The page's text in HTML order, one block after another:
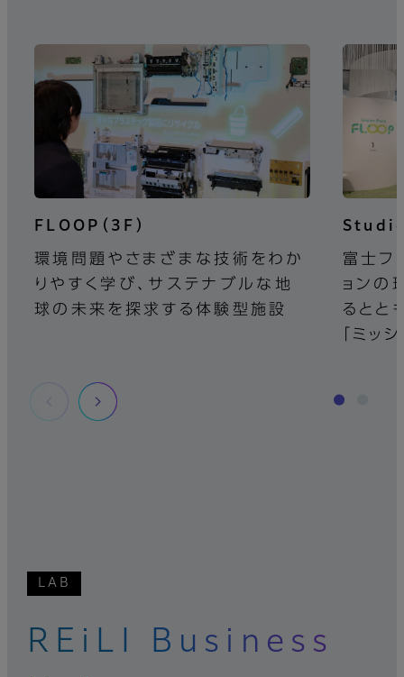
FLOOP（3F）
環境問題やさまざまな技術をわか
りやすく学び、サステナブルな地
球の未来を探求する体験型施設
Studio
富士フ
ョンの
るとと
「ミッ
LAB
REiLI Business